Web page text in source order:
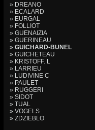
» DREANO
» ECALARD
» EURGAL
» FOLLIOT
» GUENAIZIA
» GUERINEAU
» GUICHARD-BUNEL
» GUICHETEAU
» KRISTOFF. L
» LARRIEU
» LUDIVINE C
» PAULET
» RUGGERI
» SIDOT
» TUAL
» VOGELS
» ZDZIEBLO